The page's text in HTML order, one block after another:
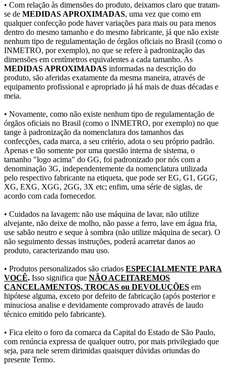
• Com relação às dimensões do produto, deixamos claro que tratam-
se de MEDIDAS APROXIMADAS, uma vez que como em
qualquer confecção pode haver variações para mais ou para menos
dentro do mesmo tamanho e do mesmo fabricante, já que não existe
nenhum tipo de regulamentação de órgãos oficiais no Brasil (como o
INMETRO, por exemplo), no que se refere à padronização das
dimensões em centímetros equivalentes a cada tamanho. As
MEDIDAS APROXIMADAS informadas na descrição do
produto, são aferidas exatamente da mesma maneira, através de
equipamento profissional e apropriado já há mais de duas décadas e
meia.
• Novamente, como não existe nenhum tipo de regulamentação de
órgãos oficiais no Brasil (como o INMETRO, por exemplo) no que
tange à padronização da nomenclatura dos tamanhos das
confecções, cada marca, a seu critério, adota o seu próprio padrão.
Apenas e tão somente por uma questão interna de sistema, o
tamanho "logo acima" do GG, foi padronizado por nós com a
denominação 3G, independentemente da nomenclatura utilizada
pelo respectivo fabricante na etiqueta, que pode ser EG, G1, GGG,
XG, EXG, XGG, 2GG, 3X etc; enfim, uma série de siglas, de
acordo com cada fornecedor.
• Cuidados na lavagem: não use máquina de lavar, não utilize
alvejante, não deixe de molho, não passe a ferro, lave em água fria,
use sabão neutro e seque à sombra (não utilize máquina de secar). O
não seguimento dessas instruções, poderá acarretar danos ao
produto, caracterizando mau uso.
• Produtos personalizados são criados ESPECIALMENTE PARA
VOCÊ. Isso significa que NÃO ACEITAREMOS
CANCELAMENTOS, TROCAS ou DEVOLUÇÕES em
hipótese alguma, exceto por defeito de fabricação (após posterior e
minuciosa analise e devidamente comprovado através de laudo
técnico emitido pelo fabricante).
• Fica eleito o foro da comarca da Capital do Estado de São Paulo,
com renúncia expressa de qualquer outro, por mais privilegiado que
seja, para nele serem dirimidas quaisquer dúvidas oriundas do
presente Termo.